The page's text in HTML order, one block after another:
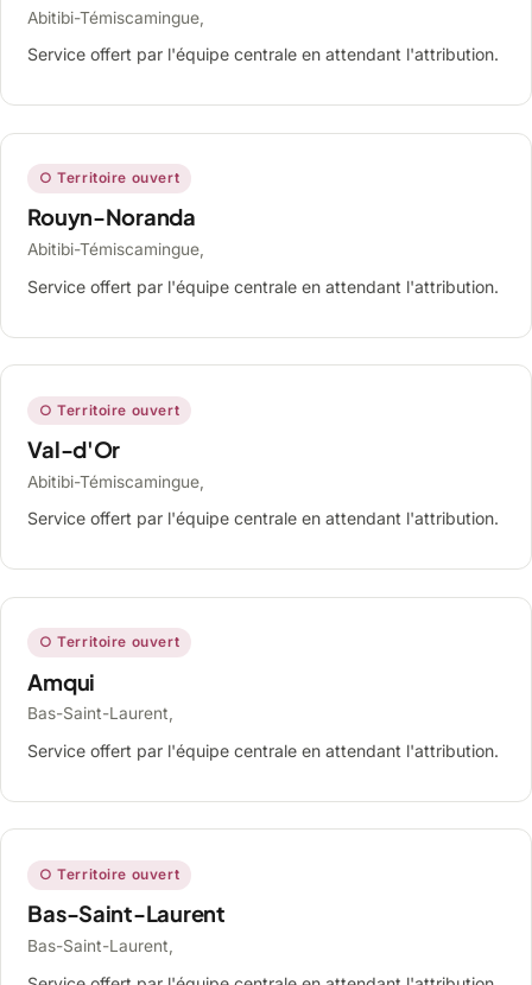
Abitibi-Témiscamingue,
Service offert par l'équipe centrale en attendant l'attribution.
○ Territoire ouvert
Rouyn-Noranda
Abitibi-Témiscamingue,
Service offert par l'équipe centrale en attendant l'attribution.
○ Territoire ouvert
Val-d'Or
Abitibi-Témiscamingue,
Service offert par l'équipe centrale en attendant l'attribution.
○ Territoire ouvert
Amqui
Bas-Saint-Laurent,
Service offert par l'équipe centrale en attendant l'attribution.
○ Territoire ouvert
Bas-Saint-Laurent
Bas-Saint-Laurent,